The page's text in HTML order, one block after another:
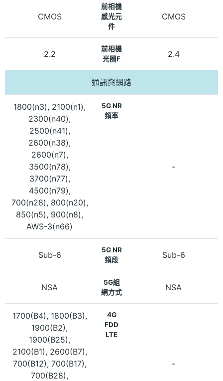
CMOS
前相機
感光元
件
CMOS
2.2
前相機
光圈F
2.4
通訊與網路
1800(n3), 2100(n1),
2300(n40),
2500(n41),
2600(n38),
2600(n7),
3500(n78),
3700(n77),
4500(n79),
700(n28), 800(n20),
850(n5), 900(n8),
AWS-3(n66)
5G NR
頻率
-
Sub-6
5G NR
頻段
Sub-6
NSA
5G組
網方式
NSA
1700(B4), 1800(B3),
1900(B2),
1900(B25),
2100(B1), 2600(B7),
700(B12), 700(B17),
700(B28),
4G
FDD
LTE
-